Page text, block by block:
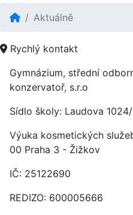
Aktuálně
Rychlý kontakt
Gymnázium, střední
konzervatoř, s.r.o
Sídlo školy: Laudova 1024/
Výuka kosmetických
00 Praha 3 - Žižkov
IČ: 25122690
REDIZO: 600005666